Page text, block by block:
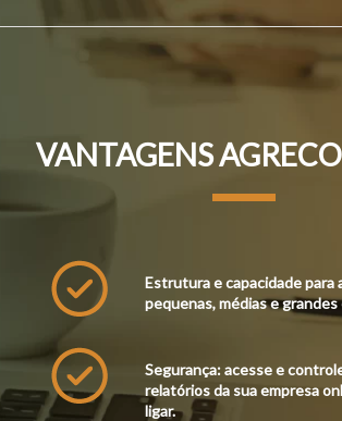
VANTAGENS
Estrutura e capacidade para
pequenas, médias e grandes
Segurança: acesse e
relatórios da sua empresa
ligar.